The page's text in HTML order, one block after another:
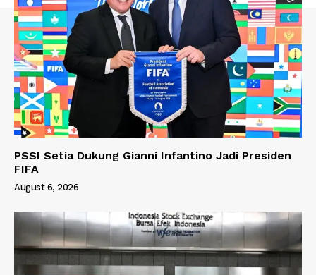
PSSI Setia Dukung Gianni Infantino Jadi Presiden
FIFA
August 6, 2026